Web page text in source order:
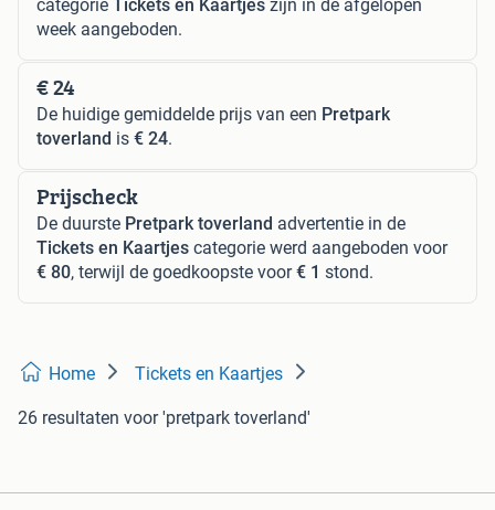
categorie Tickets en Kaartjes zijn in de afgelopen
week aangeboden.
€ 24
De huidige gemiddelde prijs van een Pretpark
toverland is € 24.
Prijscheck
De duurste Pretpark toverland advertentie in de
Tickets en Kaartjes categorie werd aangeboden voor
€ 80, terwijl de goedkoopste voor€ 1 stond.
Home Tickets en Kaartjes
26 resultaten voor 'pretpark toverland'